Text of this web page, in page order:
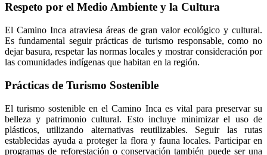
Respeto por el Medio Ambiente y la Cultura
El Camino Inca atraviesa áreas de gran valor ecológico y cultural.
Es fundamental seguir prácticas de turismo responsable, como no
dejar basura, respetar las normas locales y mostrar consideración por
las comunidades indígenas que habitan en la región.
Prácticas de Turismo Sostenible
El turismo sostenible en el Camino Inca es vital para preservar su
belleza y patrimonio cultural. Esto incluye minimizar el uso de
plásticos, utilizando alternativas reutilizables. Seguir las rutas
establecidas ayuda a proteger la flora y fauna locales. Participar en
programas de reforestación o conservación también puede ser una